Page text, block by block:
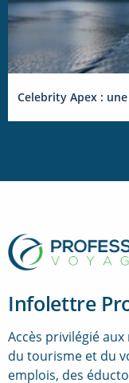
Celebrity Apex :
Infolettre
Accès privilégié
du tourisme et du
emplois, des